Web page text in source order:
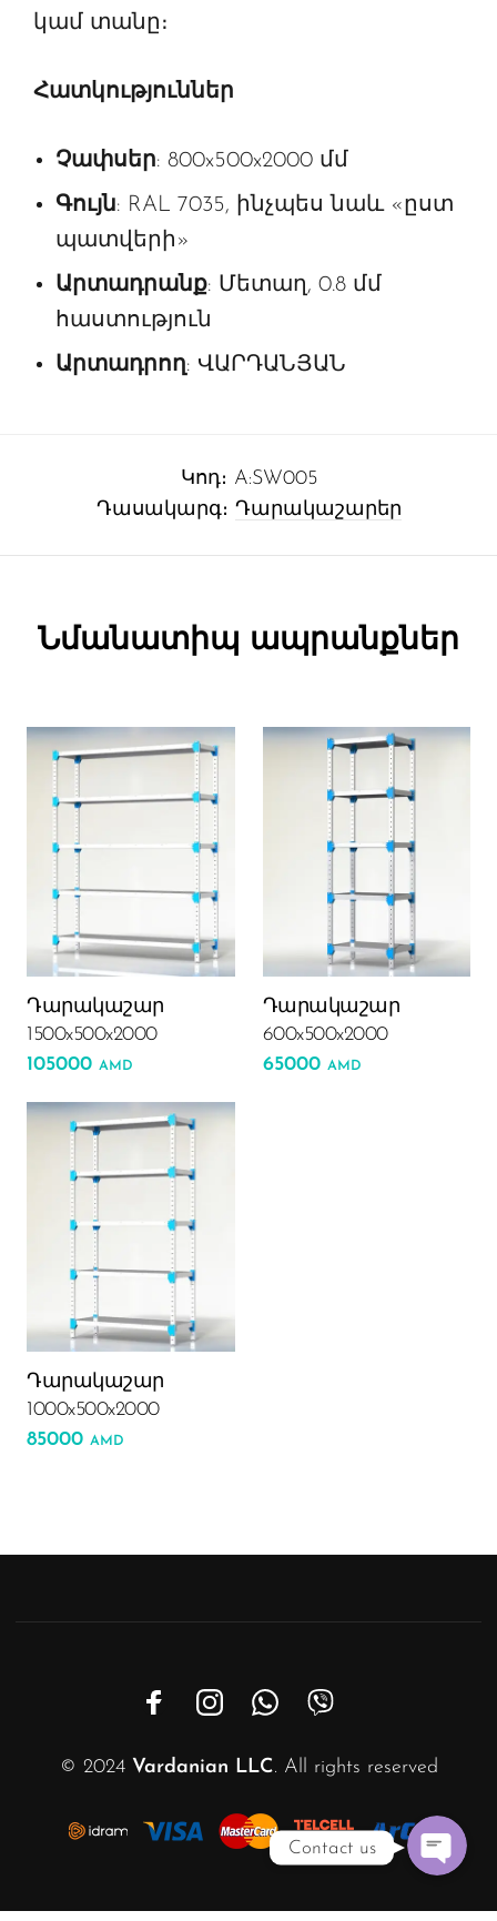
կամ տանը։
Հատկություններ
Չափսեր: 800x500x2000 մմ
Գույն: RAL 7035, ինչպես նաև «ըստ
պատվերի»
Արտադրանք: Մետաղ, 0.8 մմ
հաստություն
Արտադրող: ՎԱՐԴԱՆՅԱՆ
Կոդ։ A:SW005
Դասակարգ։ Դարակաշարեր
Նմանատիպ ապրանքներ
Դարակաշար
1500x500x2000
105000 AMD
Դարակաշար
600x500x2000
65000 AMD
Դարակաշար
1000x500x2000
85000 AMD
© 2024 Vardanian LLC. All rights reserved
Contact us